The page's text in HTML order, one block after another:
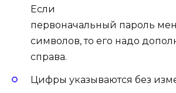
Если
первоначальный пароль
символов, то его надо
справа.
Цифры указываются без